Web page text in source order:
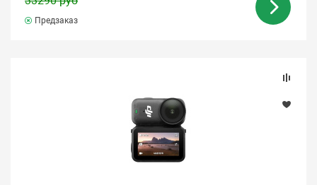
Предзаказ